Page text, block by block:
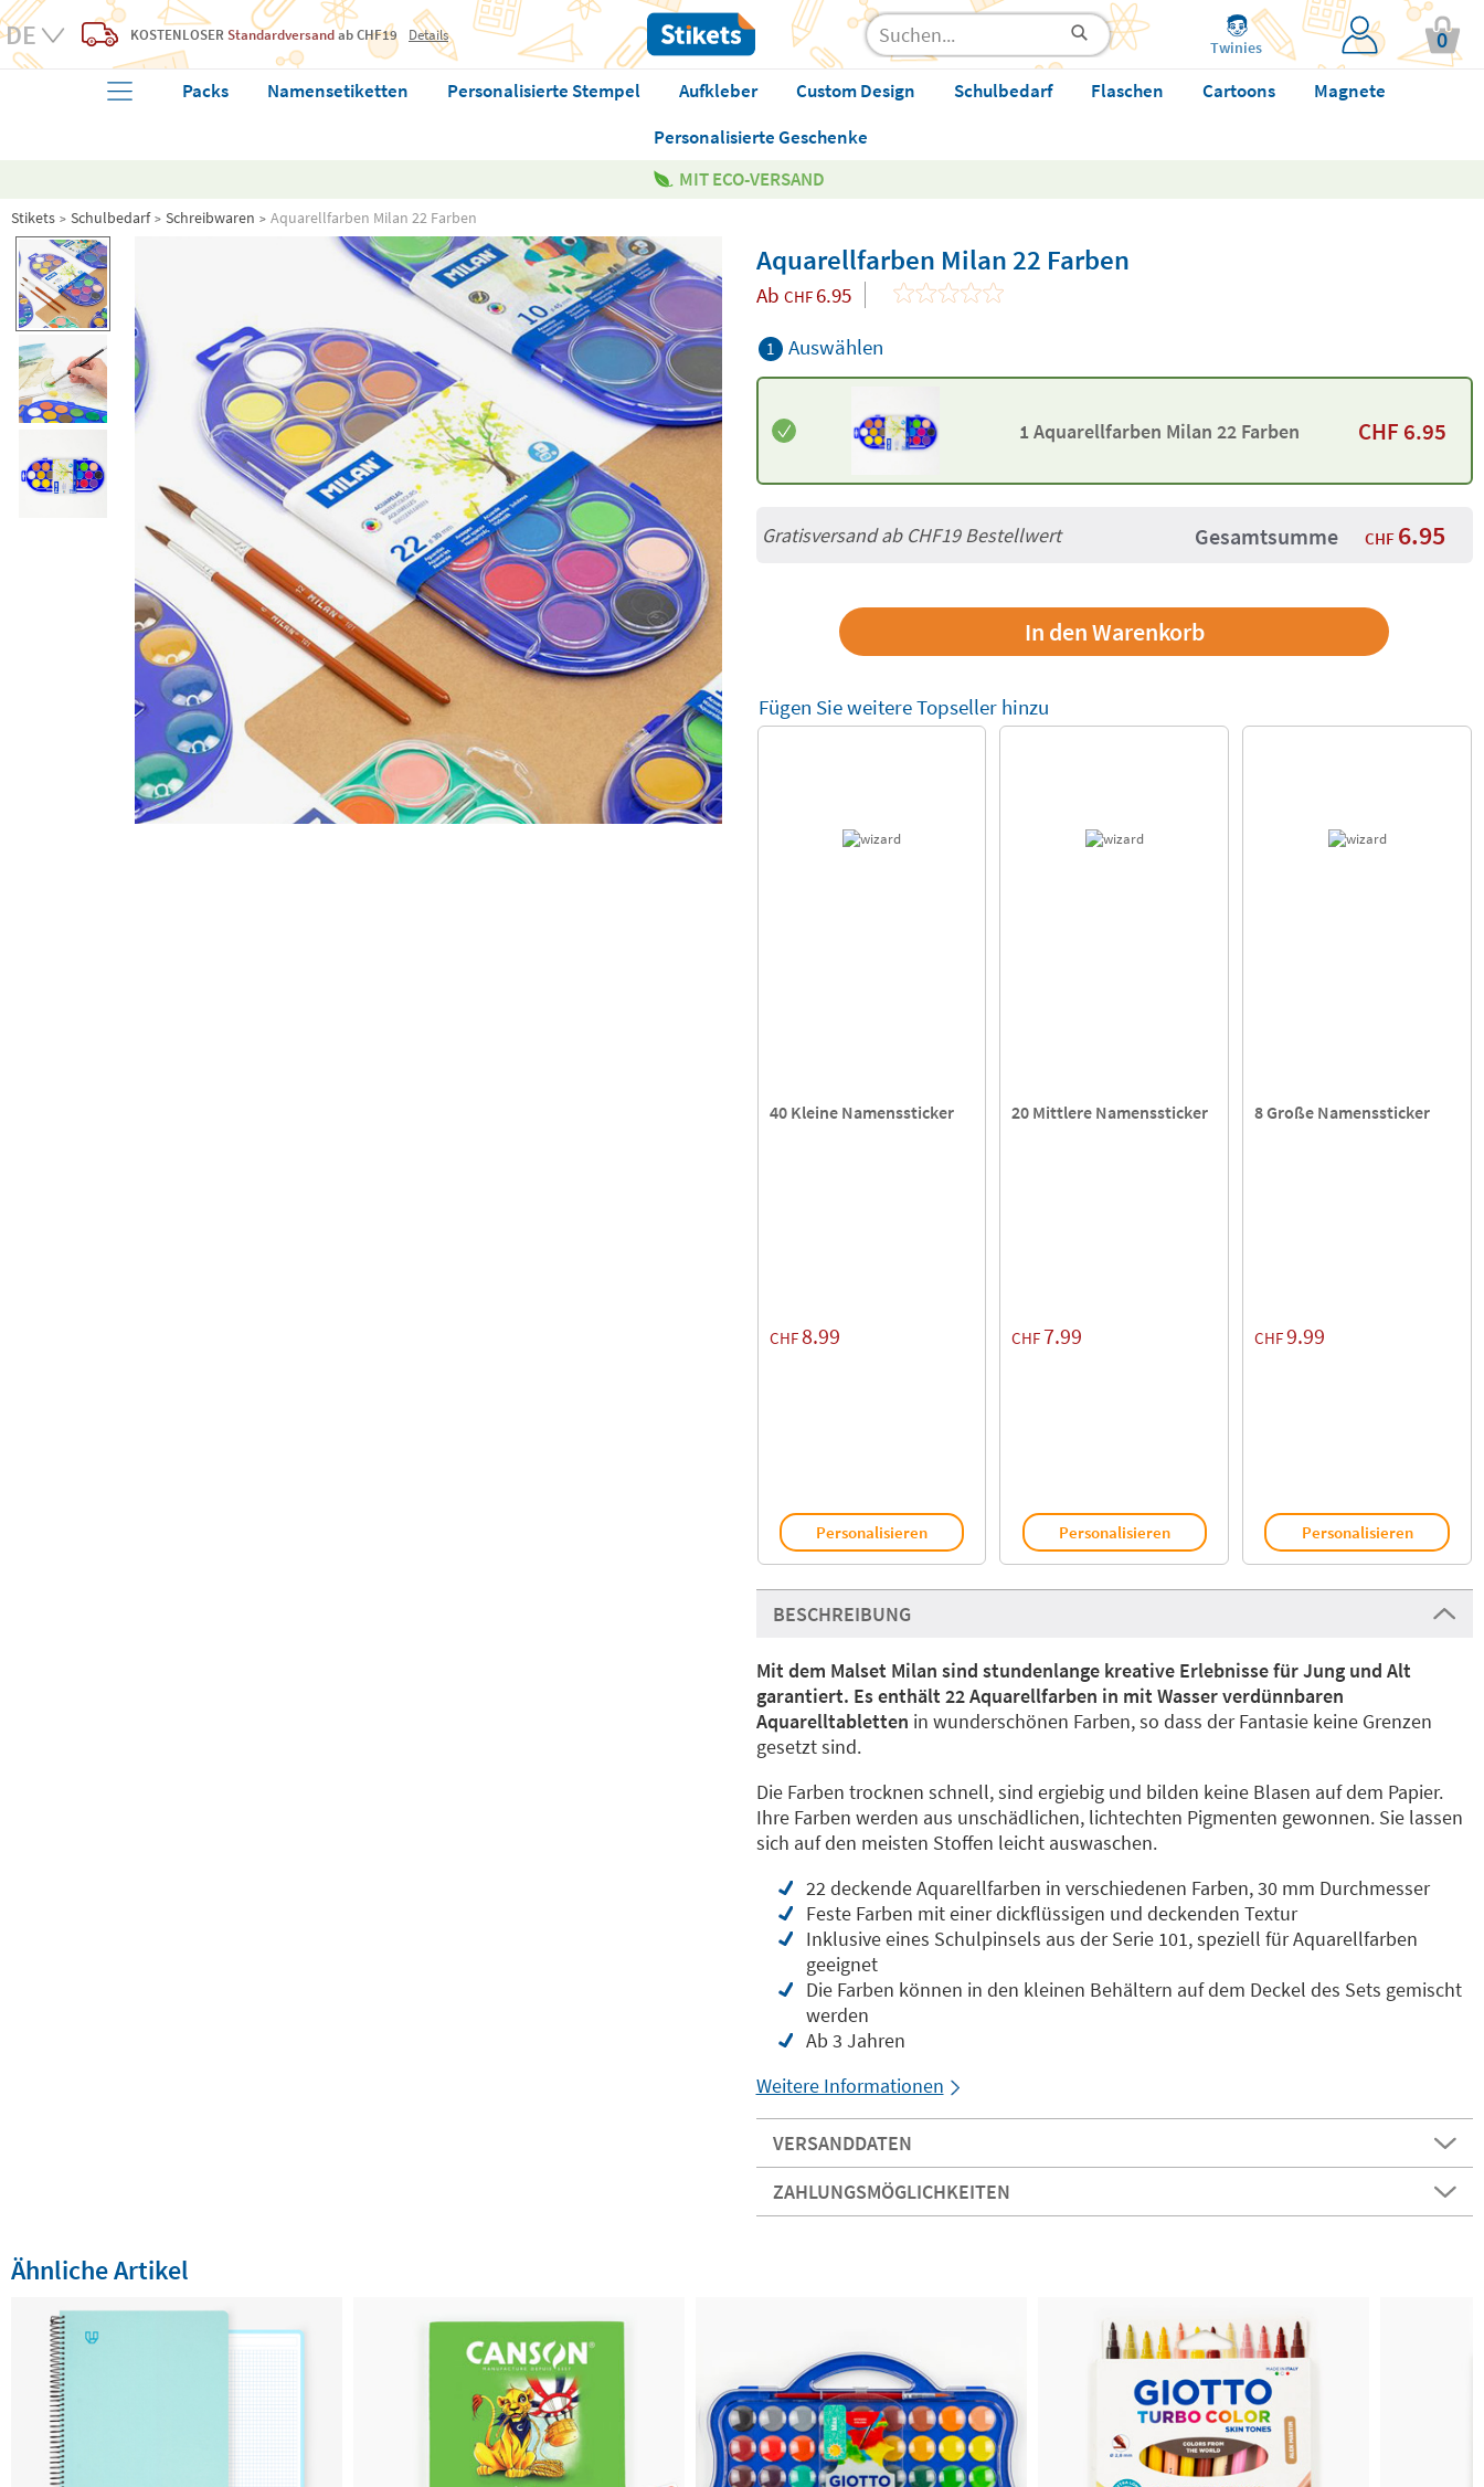
KOSTENLOSER Standardversandab CHF19 Details
Twinies 0
Packs Namensetiketten Personalisierte Stempel Aufkleber Custom Design Schulbedarf Flaschen Cartoons
Magnete
Personalisierte Geschenke
MIT ECO-VERSAND
Stikets Schulbedarf Schreibwaren Aquarellfarben Milan 22 Farben
Aquarellfarben Milan 22 Farben
Ab CHF 6.95
1 Auswählen
1 Aquarellfarben Milan 22 Farben CHF 6.95
Gratisversand ab CHF19Bestellwert Gesamtsumme CHF 6.95
Fügen Sie weitere Topseller hinzu
40 Kleine Namenssticker
CHF8.99
Personalisieren
20 Mittlere Namenssticker
CHF7.99
Personalisieren
8 Große Namenssticker
CHF9.99
Personalisieren
BESCHREIBUNG
Mit dem Malset Milan sind stundenlange kreative Erlebnisse für Jung und Alt
garantiert. Es enthält 22 Aquarellfarben in mit Wasser verdünnbaren
Aquarelltabletten in wunderschönen Farben, so dass der Fantasie keine Grenzen
gesetzt sind.
Die Farben trocknen schnell, sind ergiebig und bilden keine Blasen auf dem Papier.
Ihre Farben werden aus unschädlichen, lichtechten Pigmenten gewonnen. Sie lassen
sich auf den meisten Stoffen leicht auswaschen.
22 deckende Aquarellfarben in verschiedenen Farben, 30 mm Durchmesser
Feste Farben mit einer dickflüssigen und deckenden Textur
Inklusive eines Schulpinsels aus der Serie 101, speziell für Aquarellfarben
geeignet
Die Farben können in den kleinen Behältern auf dem Deckel des Sets gemischt
werden
Ab 3 Jahren
Weitere Informationen
VERSANDDATEN
ZAHLUNGSMÖGLICHKEITEN
Ähnliche Artikel